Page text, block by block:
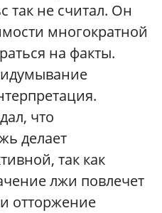
так не считал. Он
многократной
на факты.
что
делает
так как
лжи повлечет
отторжение